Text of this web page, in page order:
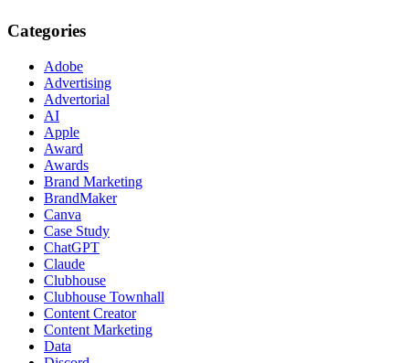
Categories
Adobe
Advertising
Advertorial
AI
Apple
Award
Awards
Brand Marketing
BrandMaker
Canva
Case Study
ChatGPT
Claude
Clubhouse
Clubhouse Townhall
Content Creator
Content Marketing
Data